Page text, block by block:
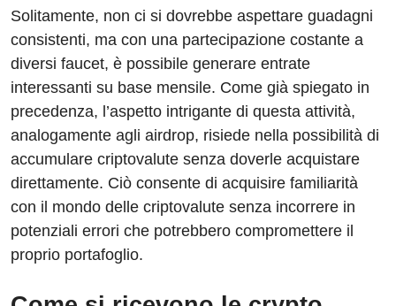
Solitamente, non ci si dovrebbe aspettare guadagni
consistenti, ma con una partecipazione costante a
diversi faucet, è possibile generare entrate
interessanti su base mensile. Come già spiegato in
precedenza, l’aspetto intrigante di questa attività,
analogamente agli airdrop, risiede nella possibilità di
accumulare criptovalute senza doverle acquistare
direttamente. Ciò consente di acquisire familiarità
con il mondo delle criptovalute senza incorrere in
potenziali errori che potrebbero compromettere il
proprio portafoglio.